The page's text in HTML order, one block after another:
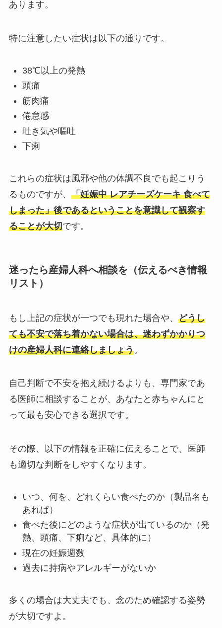
あります。
特に注意したい症状は以下の通りです。
38℃以上の発熱
頭痛
筋肉痛
倦怠感
吐き気や嘔吐
下痢
これらの症状は風邪や他の体調不良でも起こりう
るものですが、 「妊娠中 レアチーズケーキ 食べて
しまった」後であるということを意識して観察す
ることが大切です。
迷ったら産婦人科へ相談を（伝えるべき情報
リスト）
もし上記の症状が一つでも現れた場合や、 どうし
ても不安で落ち着かない場合は、迷わずかかりつ
けの産婦人科に連絡しましょう。
自己判断で不安を抱え続けるよりも、専門家であ
る医師に相談することが、あなたと赤ちゃんにと
って最も安心できる選択です。
その際、以下の情報を正確に伝えることで、医師
も適切な判断をしやすくなります。
いつ、何を、どれくらい食べたのか（製品名も
あれば）
食べた後にどのような症状が出ているのか（発
熱、頭痛、下痢など、具体的に）
現在の妊娠週数
過去に持病やアレルギーがないか
多くの場合は大丈夫でも、念のため確認する姿勢
が大切ですよ。